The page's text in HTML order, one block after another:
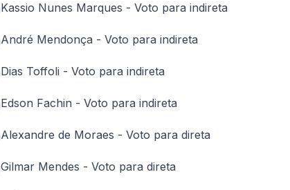
Kassio Nunes Marques - Voto para indireta
André Mendonça - Voto para indireta
Dias Toffoli - Voto para indireta
Edson Fachin - Voto para indireta
Alexandre de Moraes - Voto para direta
Gilmar Mendes - Voto para direta